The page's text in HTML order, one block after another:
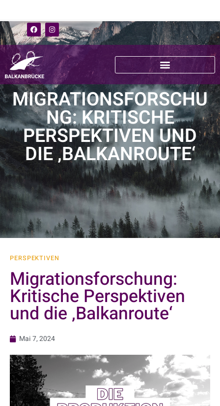
MIGRATIONSFORSCHU
NG: KRITISCHE
PERSPEKTIVEN UND
DIE ‚BALKANROUTE‘
PERSPEKTIVEN
Migrationsforschung:
Kritische Perspektiven
und die ‚Balkanroute‘
Mai 7, 2024